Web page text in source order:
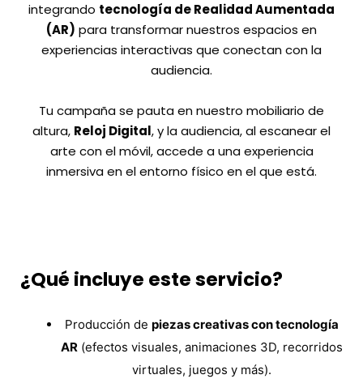
integrando tecnología de Realidad Aumentada
(AR) para transformar nuestros espacios en
experiencias interactivas que conectan con la
audiencia.
Tu campaña se pauta en nuestro mobiliario de
altura, Reloj Digital, y la audiencia, al escanear el
arte con el móvil, accede a una experiencia
inmersiva en el entorno físico en el que está.
¿Qué incluye este servicio?
Producción de piezas creativas con tecnología
AR (efectos visuales, animaciones 3D, recorridos
virtuales, juegos y más).